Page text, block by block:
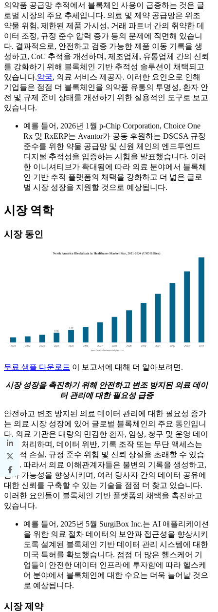
의약품 공급망 추적에서 블록체인 사용이 급증하는 것은 글
로벌 시장의 주요 추세입니다. 의료 및 제약 공급망은 위조
약물 위험, 제한된 제품 가시성, 거래 파트너 간의 취약한 데
이터 조정, 규정 준수 압력 증가 등의 문제에 직면해 있습니
다. 결과적으로, 안전하고 검증 가능한 제품 이동 기록을 생
성하고, CoC 추적을 개선하며, 제조업체, 유통업체 간의 신뢰
를 강화하기 위해 블록체인 기반 추적성 솔루션이 채택되고
있습니다.약국, 의료 서비스 제공자. 이러한 요인으로 인해
기업들은 점점 더 블록체인을 의약품 유통의 투명성, 환자 안
전 및 규제 준비 상태를 개선하기 위한 실용적인 도구로 보고
있습니다.
예를 들어, 2026년 1월 p-Chip Corporation, Choice One
Rx 및 RxERP는 Avantor가 공동 후원하는 DSCSA 규정
준수를 위한 약물 공급망 및 신원 체인의 엔드투엔드
디지털 추적성을 입증하는 시험을 발표했습니다. 이러
한 이니셔티브가 확대됨에 따라 의료 분야에서 블록체
인 기반 추적 플랫폼의 채택을 강화하고 더 넓은 글로
벌 시장 성장을 지원할 것으로 예상됩니다.
시장 역학
시장 동인
무료 샘플 다운로드 이 보고서에 대해 더 알아보려면.
시장 성장을 촉진하기 위해 안전하고 변조 방지된 의료 데이
터 관리에 대한 필요성 급증
안전하고 변조 방지된 의료 데이터 관리에 대한 필요성 증가
는 의료 시장 성장에 있어 글로벌 블록체인의 주요 동인입니
다. 의료 기관은 대량의 민감한 환자, 임상, 청구 및 운영 데이
터를 처리하며, 데이터 위반, 기록 조작 또는 무단 액세스는
재정적 손실, 규정 준수 위험 및 신뢰 상실을 초래할 수 있습
니다. 따라서 의료 이해관계자들은 불변의 기록을 생성하고,
감사 가능성을 향상시키며, 여러 당사자 간의 데이터 공유에
대한 신뢰를 구축할 수 있는 기술을 점점 더 찾고 있습니다.
이러한 요인들이 블록체인 기반 플랫폼의 채택을 촉진하고
있습니다.
예를 들어, 2025년 5월 SurgiBox Inc.는 AI 애플리케이션
을 위한 의료 절차 데이터의 보안과 접근성을 향상시키
도록 설계된 블록체인 기반 데이터 관리 시스템에 대한
미국 특허를 확보했습니다. 점점 더 많은 헬스케어 기
업들이 안전한 데이터 인프라에 투자함에 따라 헬스케
어 분야에서 블록체인에 대한 수요는 더욱 늘어날 것으
로 예상됩니다.
시장 제약